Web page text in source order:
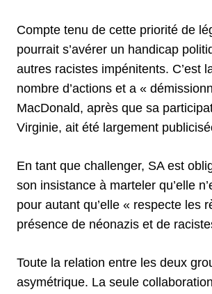
Compte tenu de cette priorité de
pourrait s’avérer un handicap
autres racistes impénitents. C’est
nombre d’actions et a «
MacDonald, après que sa
Virginie, ait été largement
En tant que challenger, SA est
son insistance à marteler qu’elle
pour autant qu’elle « respecte les
présence de néonazis et de
Toute la relation entre les deux
asymétrique. La seule